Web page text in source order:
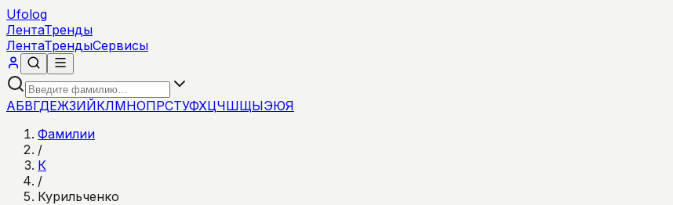
Ufolog
ЛентаТренды
ЛентаТрендыСервисы
АБВГДЕЖЗИЙКЛМНОПРСТУФХЦЧШЩЫЭЮЯ
Фамилии
/
К
/
Курильченко